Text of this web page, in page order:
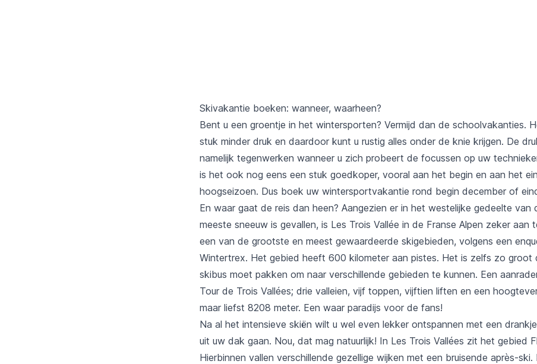
Skivakantie boeken: wanneer, waarheen?
Bent u een groentje in het wintersporten? Vermijd dan de schoolvakanties.
stuk minder druk en daardoor kunt u rustig alles onder de knie krijgen. De
namelijk tegenwerken wanneer u zich probeert de focussen op uw
is het ook nog eens een stuk goedkoper, vooral aan het begin en aan het
hoogseizoen. Dus boek uw wintersportvakantie rond begin december of
En waar gaat de reis dan heen? Aangezien er in het westelijke gedeelte van
meeste sneeuw is gevallen, is Les Trois Vallée in de Franse Alpen zeker aan
een van de grootste en meest gewaardeerde skigebieden, volgens een
Wintertrex. Het gebied heeft 600 kilometer aan pistes. Het is zelfs zo groot
skibus moet pakken om naar verschillende gebieden te kunnen. Een
Tour de Trois Vallées; drie valleien, vijf toppen, vijftien liften en een
maar liefst 8208 meter. Een waar paradijs voor de fans!
Na al het intensieve skiën wilt u wel even lekker ontspannen met een
uit uw dak gaan. Nou, dat mag natuurlijk! In Les Trois Vallées zit het gebied
Hierbinnen vallen verschillende gezellige wijken met een bruisende après-ski.